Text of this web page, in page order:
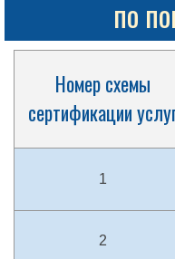
по
Номер схемы
сертификации
1
2